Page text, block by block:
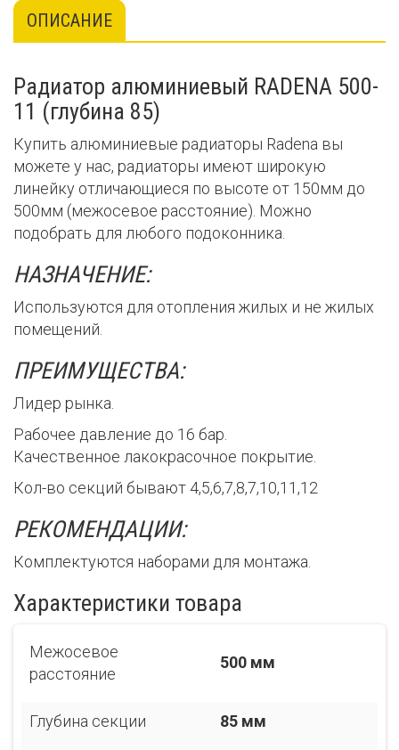
ОПИСАНИЕ
Радиатор алюминиевый RADENA 500-
11 (глубина 85)
Купить алюминиевые радиаторы Radena вы
можете у нас, радиаторы имеют широкую
линейку отличающиеся по высоте от 150мм до
500мм (межосевое расстояние). Можно
подобрать для любого подоконника.
НАЗНАЧЕНИЕ:
Используются для отопления жилых и не жилых
помещений.
ПРЕИМУЩЕСТВА:
Лидер рынка.
Рабочее давление до 16 бар.
Качественное лакокрасочное покрытие.
Кол-во секций бывают 4,5,6,7,8,7,10,11,12
РЕКОМЕНДАЦИИ:
Комплектуются наборами для монтажа.
Характеристики товара
Межосевое
расстояние
500 мм
Глубина секции 85 мм